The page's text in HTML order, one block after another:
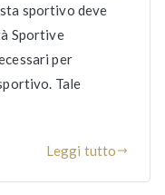
sportivo deve
Sportive
per
Tale
Leggi tutto